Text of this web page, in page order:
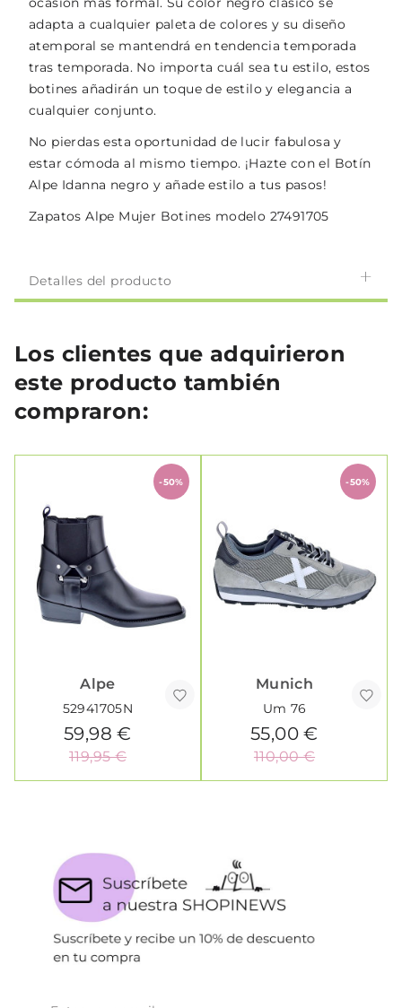
adapta a cualquier paleta de colores y su diseño
atemporal se mantendrá en tendencia temporada
tras temporada. No importa cuál sea tu estilo, estos
botines añadirán un toque de estilo y elegancia a
cualquier conjunto.
No pierdas esta oportunidad de lucir fabulosa y
estar cómoda al mismo tiempo. ¡Hazte con el Botín
Alpe Idanna negro y añade estilo a tus pasos!
Zapatos Alpe Mujer Botines modelo 27491705
Detalles del producto
Los clientes que adquirieron
este producto también
compraron:
-50%
Alpe
52941705N
59,98 €
119,95 €
-50%
Munich
Um 76
55,00 €
110,00 €